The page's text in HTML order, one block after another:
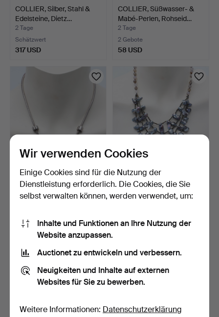
COLLIER, Silber, Stahl &
Edelsteine, Dietz…
2 Tage
Schätzwert
317 USD
COLLIER, Süßwasser- &
Mabé-Perlen, Rohseid…
2 Tage
2 Gebote
58 USD
COLLIER mit Charms,
Sterlingsilber, Pandor…
6 Tage
COLLIER, graues Perlmutt
und Moosachat.
6 Tage
Wir verwenden Cookies
Einige Cookies sind für die Nutzung der
Dienstleistung erforderlich. Die Cookies, die Sie
selbst verwalten können, werden verwendet, um:
Inhalte und Funktionen an Ihre Nutzung der
Website anzupassen.
Auctionet zu entwickeln und verbessern.
Neuigkeiten und Inhalte auf externen
Websites für Sie zu bewerben.
Weitere Informationen: Datenschutzerklärung